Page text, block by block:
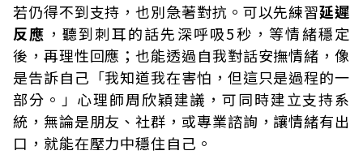
若仍得不到支持，也別急著對抗。可以先練習延遲
反應 ，聽到刺耳的話先深呼吸5秒，等情緒穩定
後，再理性回應；也能透過自我對話安撫情緒，像
是告訴自己「我知道我在害怕，但這只是過程的一
部分。」心理師周欣穎建議，可同時建立支持系
統，無論是朋友、社群，或專業諮詢，讓情緒有出
口，就能在壓力中穩住自己。